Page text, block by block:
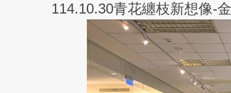
114.10.30青花纏枝新想像-